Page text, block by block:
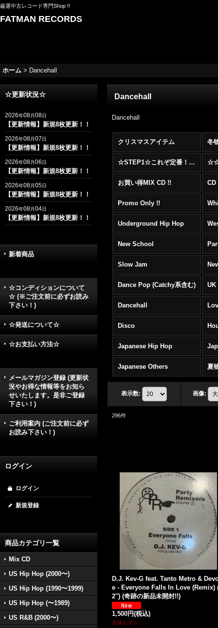
厳選中古レコード専門Shop !!
FATMAN RECORDS
ホーム > Dancehall
☆更新状況☆
2026年08月08日
【更新情報】新規8枚更新！！
2026年08月07日
【更新情報】新規8枚更新！！
2026年08月06日
【更新情報】新規8枚更新！！
2026年08月05日
【更新情報】新規8枚更新！！
2026年08月04日
【更新情報】新規8枚更新！！
新着商品
☆コンディションについて
☆ (※ご注文前に必ずお読み
下さい！)
☆発送について☆
☆お支払い方法☆
メールマガジン登録 (更新状
況やお得な情報等をお知ら
せいたします。是非ご登録
下さい！)
ご利用案内 (ご注文前に必ず
お読み下さい！)
ログイン
ログイン
新規登録
商品カテゴリ一覧
Mix CD
US Hip Hop (2000〜)
US Hip Hop (1990〜1999)
US Hip Hop (〜1989)
US R&B (2000〜)
Dancehall
Dancehall
クリスマスアイテム 冬
☆STEP1☆これぞ定番！！まずはここから！2000年代R&BフロアヒットBest 100 !!!
お買い得MIX CD !!
Promo Only !!
Underground Hip Hop
New School
Slow Jam
Dance Pop (Catchy系含む) UK
Dancehall
Disco
Japanese Hip Hop
Japanese Others 夏
表示数: 画像:
296件
D.J. Kev-G feat. Tanto Metro &
e - Everyone Falls In Love (Remix)
2'') (奇跡の新品未開封!!)
1,500円(税込)
在庫わずか